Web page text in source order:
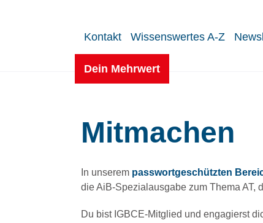
Kontakt Wissenswertes A-Z
Dein Mehrwert
Mitmachen
In unserem passwortgeschützten
die AiB-Spezialausgabe zum Thema AT,
Du bist IGBCE-Mitglied und engagierst